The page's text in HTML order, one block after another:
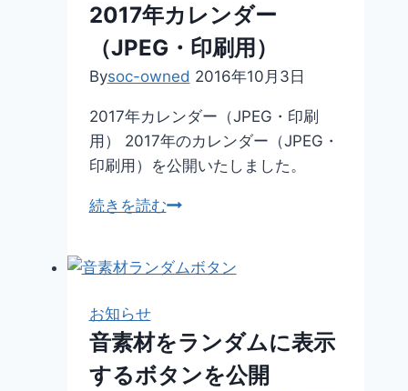
ま
る
効
音
素
材
に
て
2017年カレンダー
（JPEG・印刷用）
Bysoc-owned 2016年10月3日
2017年カレンダー（JPEG・印刷
用） 2017年のカレンダー（JPEG・
印刷用）を公開いたしました。
続きを読む2017
レ
ー
（JPEG・
お知らせ
音素材をランダムに表示
するボタンを公開